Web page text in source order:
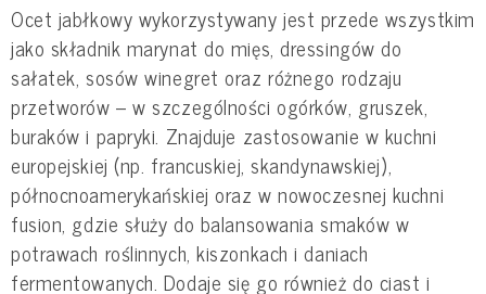
Ocet jabłkowy wykorzystywany jest przede wszystkim
jako składnik marynat do mięs, dressingów do
sałatek, sosów winegret oraz różnego rodzaju
przetworów – w szczególności ogórków, gruszek,
buraków i papryki. Znajduje zastosowanie w kuchni
europejskiej (np. francuskiej, skandynawskiej),
północnoamerykańskiej oraz w nowoczesnej kuchni
fusion, gdzie służy do balansowania smaków w
potrawach roślinnych, kiszonkach i daniach
fermentowanych. Dodaje się go również do ciast i